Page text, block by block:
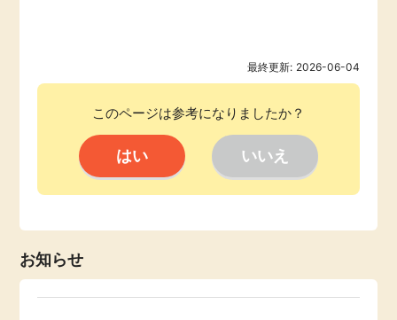
カード比較
毎日ゲット
特集一覧
ヘルプセンター
家計の固定費
最終更新: 2026-06-04
このページは参考になりましたか？
お知らせ